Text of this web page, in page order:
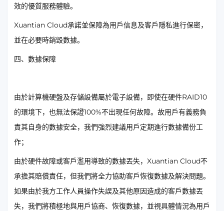
效的優質服務體驗。
Xuantian Cloud承諾並保障為用戶信息及客戶隱私進行保密，
並在必要時銷毀數據。
四、數據保障
由於計算機硬盤及存儲設備屬於電子設備，即使在硬件RAID10
的環境下，也無法保證100%不出現任何故障。故用戶有義務負
責其自身的數據安全，我們強烈建議用戶定期進行數據備份工
作；
由於硬件故障或客戶濫用導致的數據丟失，Xuantian Cloud不
承擔其賠償責任，但我們將全力協助客戶恢復數據及解決問題。
如果由於我方工作人員操作失誤及其他原因造成的客戶數據丟
失，我們將積極地與用戶協商、恢復數據，並視具體情況為用戶